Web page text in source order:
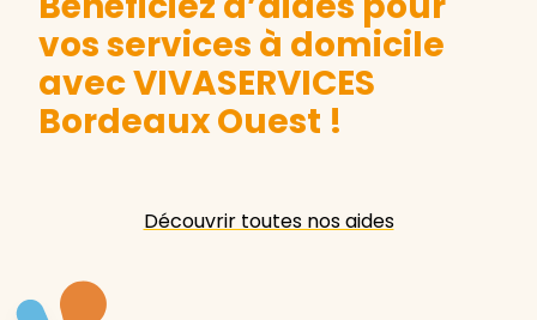
vos services à domicile
avec VIVASERVICES
Bordeaux Ouest !
Découvrir toutes nos aides